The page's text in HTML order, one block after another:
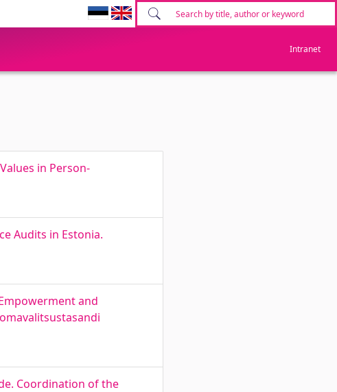
Intranet
in Person-
Audits in Estonia.
and
Coordination of the